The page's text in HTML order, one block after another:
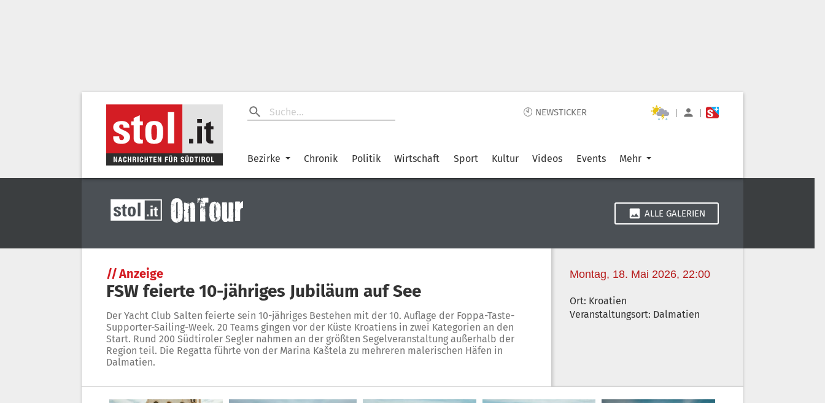
🕙 NEWSTICKER | |
Bezirke Chronik Politik Wirtschaft Sport Kultur Videos Events Mehr
ALLE GALERIEN
//Anzeige
FSW feierte 10-jähriges Jubiläum auf See
Der Yacht Club Salten feierte sein 10-jähriges Bestehen mit der 10. Auflage der Foppa-Taste-
Supporter-Sailing-Week. 20 Teams gingen vor der Küste Kroatiens in zwei Kategorien an den
Start. Rund 200 Südtiroler Segler nahmen an der größten Segelveranstaltung außerhalb der
Region teil. Die Regatta führte von der Marina Kaštela zu mehreren malerischen Häfen in
Dalmatien.
Montag, 18. Mai 2026, 22:00
Ort: Kroatien
Veranstaltungsort: Dalmatien